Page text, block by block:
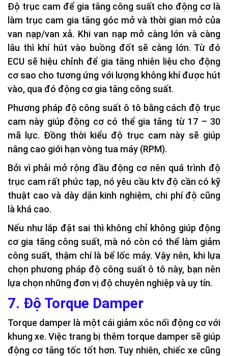
Độ trục cam để gia tăng công suất cho động cơ là
làm trục cam gia tăng góc mở và thời gian mở của
van nạp/van xả. Khi van nạp mở càng lớn và càng
lâu thì khí hút vào buồng đốt sẽ càng lớn. Từ đó
ECU sẽ hiệu chỉnh để gia tăng nhiên liệu cho động
cơ sao cho tương ứng với lượng không khí được hút
vào, qua đó động cơ gia tăng công suất.
Phương pháp độ công suất ô tô bằng cách độ trục
cam này giúp động cơ có thể gia tăng từ 17 – 30
mã lực. Đồng thời kiểu độ trục cam này sẽ giúp
nâng cao giới hạn vòng tua máy (RPM).
Bởi vì phải mở rộng đầu động cơ nên quá trình độ
trục cam rất phức tạp, nó yêu cầu ktv độ cần có kỹ
thuật cao và dày dặn kinh nghiệm, chi phí độ cũng
là khá cao.
Nếu như lắp đặt sai thì không chỉ không giúp động
cơ gia tăng công suất, mà nó còn có thể làm giảm
công suất, thậm chí là bể lốc máy. Vậy nên, khi lựa
chọn phương pháp độ công suất ô tô này, bạn nên
lựa chọn những đơn vị độ chuyên nghiệp và uy tín.
7. Độ Torque Damper
Torque damper là một cái giảm xóc nối động cơ với
khung xe. Việc trang bị thêm torque damper sẽ giúp
động cơ tăng tốc tốt hơn. Tuy nhiên, chiếc xe cũng